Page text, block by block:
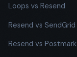
Loops vs Resend
Resend vs SendGrid
Resend vs Postmark